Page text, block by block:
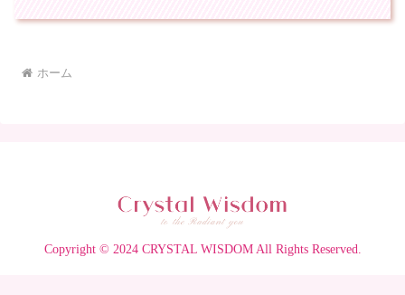
ホーム
Copyright © 2024 CRYSTAL WISDOM All Rights Reserved.